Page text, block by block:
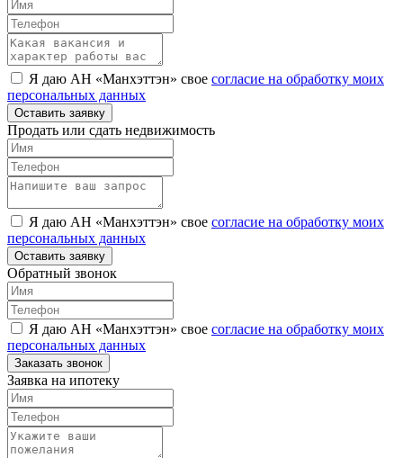
Я даю АН «Манхэттэн» свое согласие на обработку моих
персональных данных
Оставить заявку
Продать или сдать недвижимость
Я даю АН «Манхэттэн» свое согласие на обработку моих
персональных данных
Оставить заявку
Обратный звонок
Я даю АН «Манхэттэн» свое согласие на обработку моих
персональных данных
Заказать звонок
Заявка на ипотеку